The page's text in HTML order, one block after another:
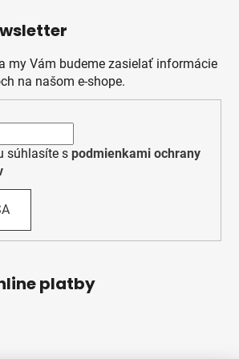
my Vám budeme zasielať informácie
na našom e-shope.
súhlasíte s podmienkami ochrany
platby